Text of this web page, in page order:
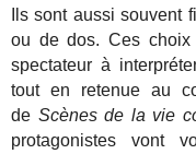
Ils sont aussi souvent
ou de dos. Ces
spectateur à
tout en retenue au
de Scènes de la vie
protagonistes vont